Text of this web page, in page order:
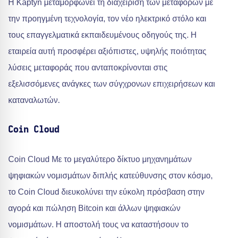
Η Kaptyn μεταμορφώνει τη διαχείριση των μεταφορών με
την προηγμένη τεχνολογία, τον νέο ηλεκτρικό στόλο και
τους επαγγελματικά εκπαιδευμένους οδηγούς της. Η
εταιρεία αυτή προσφέρει αξιόπιστες, υψηλής ποιότητας
λύσεις μεταφοράς που ανταποκρίνονται στις
εξελισσόμενες ανάγκες των σύγχρονων επιχειρήσεων και
καταναλωτών.
Coin Cloud
Coin Cloud Με το μεγαλύτερο δίκτυο μηχανημάτων
ψηφιακών νομισμάτων διπλής κατεύθυνσης στον κόσμο,
το Coin Cloud διευκολύνει την εύκολη πρόσβαση στην
αγορά και πώληση Bitcoin και άλλων ψηφιακών
νομισμάτων. Η αποστολή τους να καταστήσουν το